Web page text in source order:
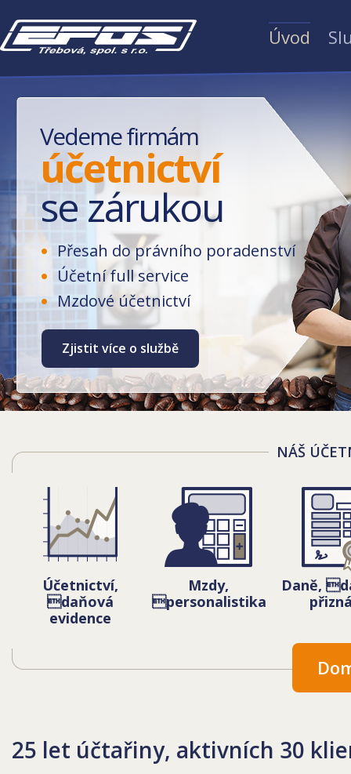
Úvod
Vedeme firmám
účetnictví
se zárukou
Přesah do právního poradenství
Účetní full service
Mzdové účetnictví
Zjistit více o službě
NÁŠ
Účetnictví,
daňová
evidence
Mzdy,
personalistika
Daně,
25 let účtařiny, aktivních 30